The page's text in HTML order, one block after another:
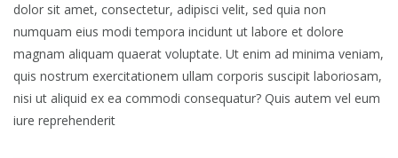
dolor sit amet, consectetur, adipisci velit, sed quia non
numquam eius modi tempora incidunt ut labore et dolore
magnam aliquam quaerat voluptate. Ut enim ad minima veniam,
quis nostrum exercitationem ullam corporis suscipit laboriosam,
nisi ut aliquid ex ea commodi consequatur? Quis autem vel eum
iure reprehenderit